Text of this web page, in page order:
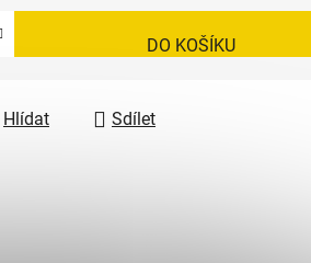
DO KOŠÍKU
Hlídat Sdílet